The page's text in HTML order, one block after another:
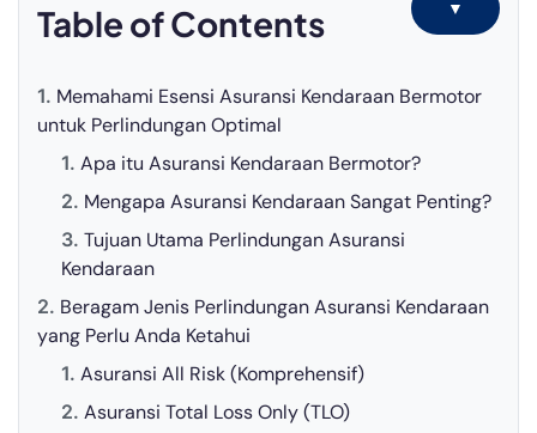
Table of Contents ▼
Memahami Esensi Asuransi Kendaraan Bermotor
untuk Perlindungan Optimal
Apa itu Asuransi Kendaraan Bermotor?
Mengapa Asuransi Kendaraan Sangat Penting?
Tujuan Utama Perlindungan Asuransi
Kendaraan
Beragam Jenis Perlindungan Asuransi Kendaraan
yang Perlu Anda Ketahui
Asuransi All Risk (Komprehensif)
Asuransi Total Loss Only (TLO)